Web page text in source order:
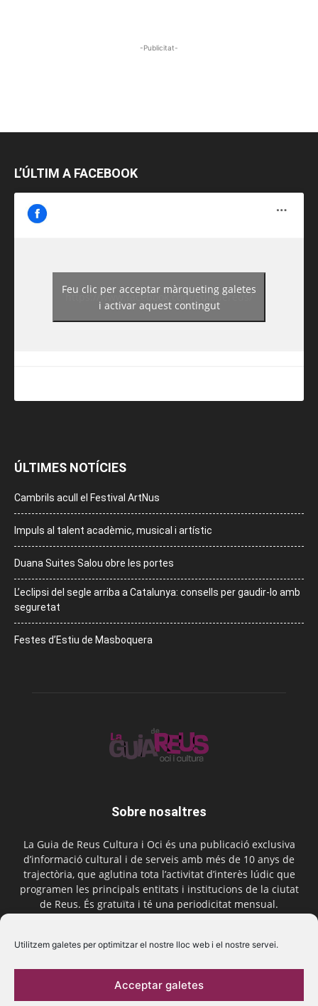
Utilitzem galetes per optimitzar el nostre lloc web i el nostre servei.
Acceptar galetes
-Publicitat-
L’ÚLTIM A FACEBOOK
https://www.facebook.com/guiadereus/
Feu clic per acceptar màrqueting galetes
i activar aquest contingut
ÚLTIMES NOTÍCIES
Cambrils acull el Festival ArtNus
Impuls al talent acadèmic, musical i artístic
Duana Suites Salou obre les portes
L’eclipsi del segle arriba a Catalunya: consells per gaudir-lo amb
seguretat
Festes d’Estiu de Masboquera
Sobre nosaltres
La Guia de Reus Cultura i Oci és una publicació exclusiva
d’informació cultural i de serveis amb més de 10 anys de
trajectòria, que aglutina tota l’activitat d’interès lúdic que
programen les principals entitats i institucions de la ciutat
de Reus. És gratuïta i té una periodicitat mensual.
Segueix-nos